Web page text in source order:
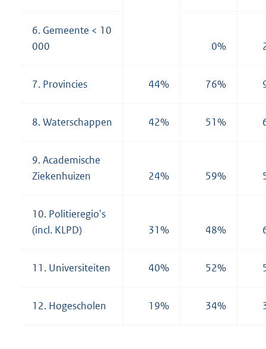
6. Gemeente < 10
000
0%
7. Provincies 44% 76%
8. Waterschappen 42% 51%
9. Academische
Ziekenhuizen
24% 59%
10. Politieregio's
(incl. KLPD)
31% 48%
11. Universiteiten 40% 52%
12. Hogescholen 19% 34%